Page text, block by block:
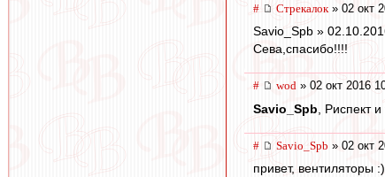
# Стрекалок » 02 окт
Savio_Spb »
Сева,спасибо!!!!
# wod » 02 окт 2016
Savio_Spb , Риспект
# Savio_Spb » 02 окт
привет, вентиляторы :)